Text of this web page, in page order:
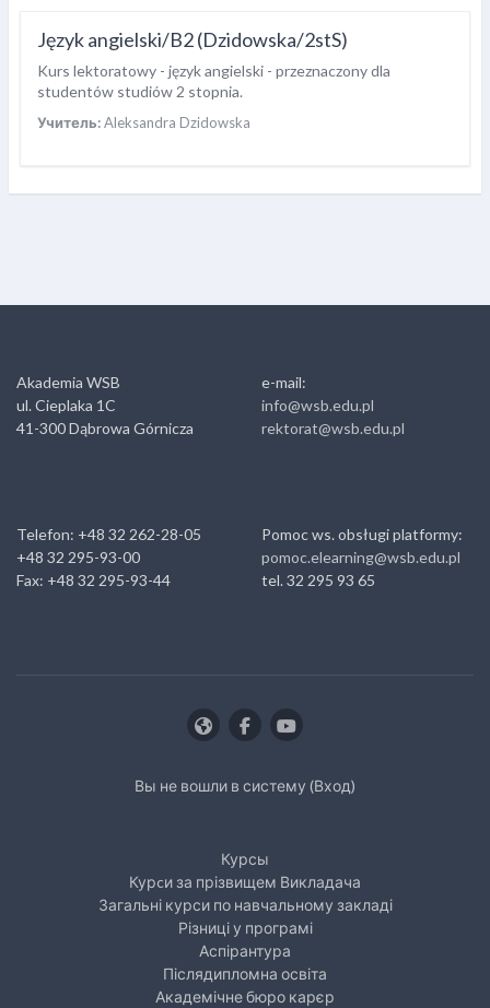
Język angielski/B2 (Dzidowska/2stS)
Kurs lektoratowy - język angielski - przeznaczony dla
studentów studiów 2 stopnia.
Учитель:Aleksandra Dzidowska
Akademia WSB
ul. Cieplaka 1C
41-300 Dąbrowa Górnicza
e-mail:
info@wsb.edu.pl
rektorat@wsb.edu.pl
Telefon: +48 32 262-28-05
+48 32 295-93-00
Fax: +48 32 295-93-44
Pomoc ws. obsługi platformy:
pomoc.elearning@wsb.edu.pl
tel. 32 295 93 65
Вы не вошли в систему (Вход)
Курсы
Курcи за прізвищем Викладача
Загальні курси по навчальному закладі
Різниці у програмі
Аспірантура
Післядипломна освіта
Академічне бюро карєр